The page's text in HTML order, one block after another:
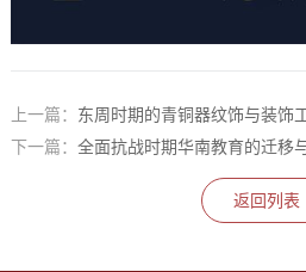
上一篇： 东周时期的青铜器纹饰与装饰
下一篇： 全面抗战时期华南教育的迁移
返回列表